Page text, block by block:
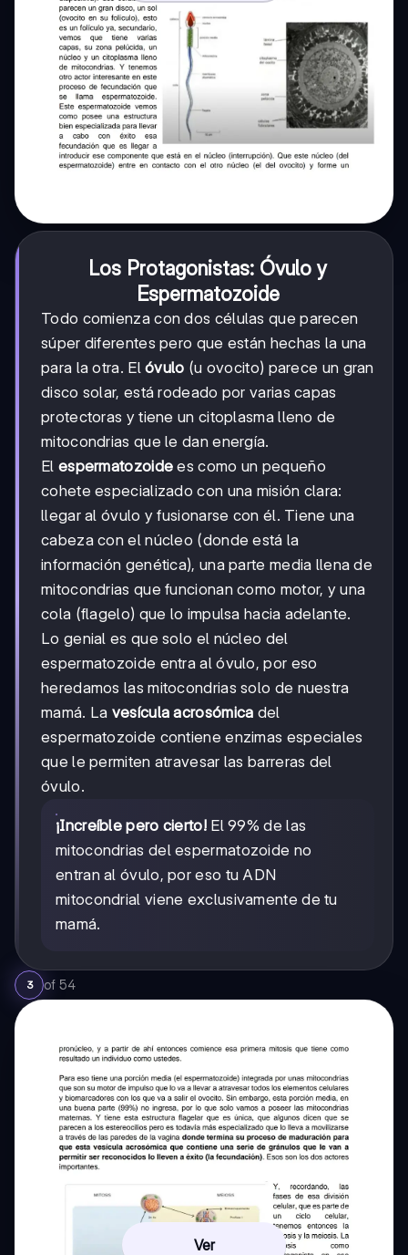
Los Protagonistas: Óvulo y
Espermatozoide
Todo comienza con dos células que parecen
súper diferentes pero que están hechas la una
para la otra. Elóvulo (u ovocito) parece un gran
disco solar, está rodeado por varias capas
protectoras y tiene un citoplasma lleno de
mitocondrias que le dan energía.
El espermatozoide es como un pequeño
cohete especializado con una misión clara:
llegar al óvulo y fusionarse con él. Tiene una
cabeza con el núcleo (donde está la
información genética), una parte media llena de
mitocondrias que funcionan como motor, y una
cola (flagelo) que lo impulsa hacia adelante.
Lo genial es que solo el núcleo del
espermatozoide entra al óvulo, por eso
heredamos las mitocondrias solo de nuestra
mamá. La vesícula acrosómica del
espermatozoide contiene enzimas especiales
que le permiten atravesar las barreras del
óvulo.
¡Increíble pero cierto!El 99% de las
mitocondrias del espermatozoide no
entran al óvulo, por eso tu ADN
mitocondrial viene exclusivamente de tu
mamá.
3 of 54
Ver